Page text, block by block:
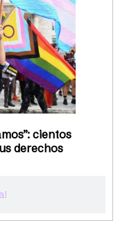
cientos
derechos